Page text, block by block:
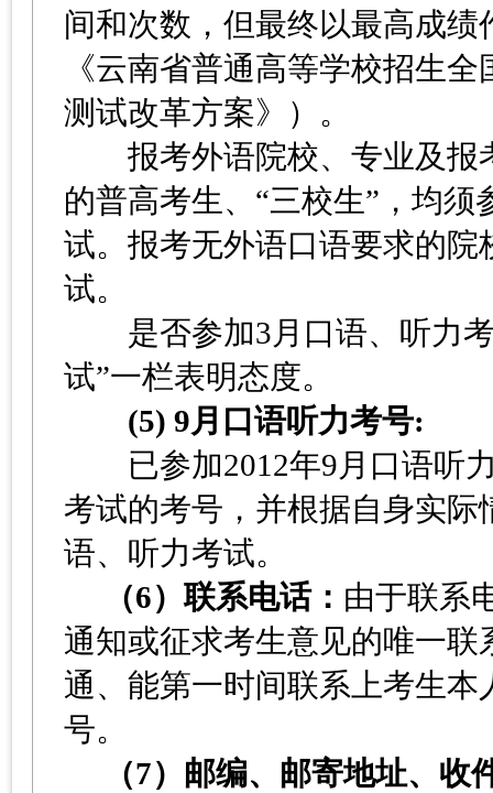
间和次数，但最终以最高成
《云南省普通高等学校招生
测试改革方案》）。
报考外语院校、专业及报
的普高考生、“三校生”，均
试。报考无外语口语要求的
试。
是否参加3月口语、听力考
试”一栏表明态度。
(5) 9月口语听力考号:
已参加2012年9月口语听力
考试的考号，并根据自身实际
语、听力考试。
（6）联系电话： 由于联系
通知或征求考生意见的唯一
通、能第一时间联系上考生
号。
（7）邮编、邮寄地址、收